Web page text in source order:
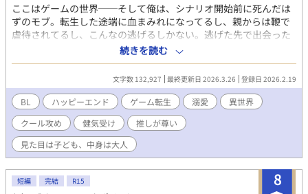
ここはゲームの世界──そして俺は、シナリオ開始前に死んだは
ずのモブ。転生した途端に血まみれになってるし、親からは鞭で
虐待されてるし、こんなの逃げるしかない。逃げた先で出会った
のは、最推しキャラのエステオだった！ しかも、推しまで川に浸
かって死にかけている……治癒魔法で治療しても迷惑そう。 それ
もそのはず、エステオはゲーム内で仲間だったが途中で裏切り、
ラスボス魔王として主人公の聖女と敵対する存在だ。 彼の望み
は、不死の魔王である自分を、聖女の過剰治癒魔法で殺してもら
うこと── （エステオが死んじゃう？ そんなの絶対に嫌だ！
だったら俺が、エステオを幸せにする！） モブだけど、推しの幸
せのために、出しゃばっちゃっていいですかっ？ ゲームシナリオ
も死亡フラグも、推しのためならバッキバキに折ってやる！ 無気
かなり後半になる予感
続きを読む
文字数 132,927 最終更新日 2026.3.26 登録日 2026.2.19
BL ハッピーエンド ゲーム転生 溺愛
異世界
クール攻め
健気受け
推しが尊い
見た目は子ども、中身は大人
8
短編 完結 R15